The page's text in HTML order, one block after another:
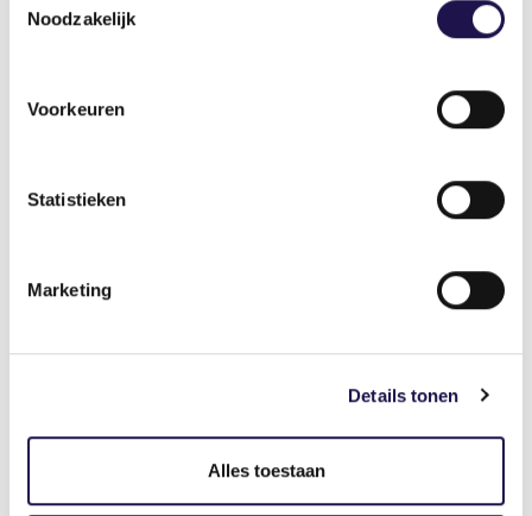
Noodzakelijk
Voorkeuren
Statistieken
Marketing
Details tonen
Alles toestaan
tussenkomst aan het SNA-keurmerk toegevoegd.